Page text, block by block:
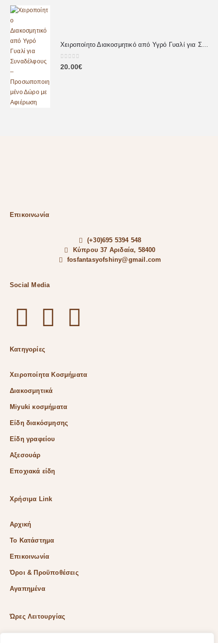
Χειροποίητο Διακοσμητικό από Υγρό Γυαλί για Συναδέλφους – Προσωποποιημένο Δώρο με Αφιέρωση
0out of 5
20.00€
Επικοινωνία
(+30)695 5394 548
Κύπρου 37 Αριδαία, 58400
fosfantasyofshiny@gmail.com
Social Media
Κατηγορίες
Χειροποίητα Κοσμήματα
Διακοσμητικά
Miyuki κοσμήματα
Είδη διακόσμησης
Είδη γραφείου
Αξεσουάρ
Εποχιακά είδη
Χρήσιμα Link
Αρχική
Το Κατάστημα
Επικοινωνία
Όροι & Προϋποθέσεις
Αγαπημένα
Ώρες Λειτουργίας